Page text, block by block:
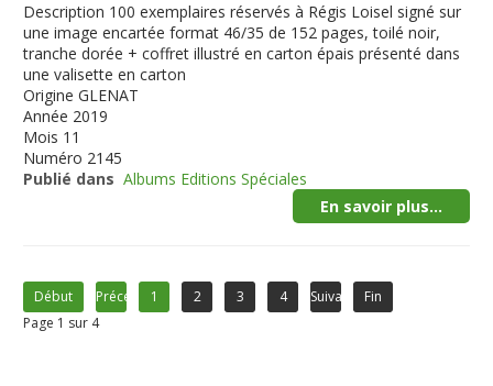
Description 100 exemplaires réservés à Régis Loisel signé sur
une image encartée format 46/35 de 152 pages, toilé noir,
tranche dorée + coffret illustré en carton épais présenté dans
une valisette en carton
Origine GLENAT
Année 2019
Mois 11
Numéro 2145
Publié dans Albums Editions Spéciales
En savoir plus...
Début Précédent1 2 3 4 Suivant
Fin
Page 1 sur 4